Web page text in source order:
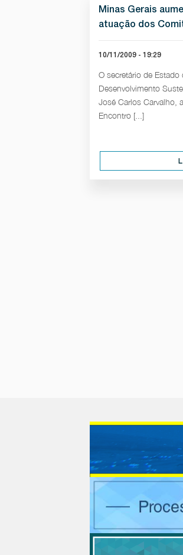
Minas Gerais
atuação dos
10/11/2009 - 19:29
O secretário de
Desenvolvimento
José Carlos Carvalho,
Encontro [...]